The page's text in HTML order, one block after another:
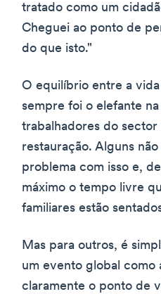
tratado como um
Cheguei ao ponto de
do que isto."
O equilíbrio entre a vida
sempre foi o elefante na
trabalhadores do sector
restauração. Alguns
problema com isso e,
máximo o tempo livre
familiares estão
Mas para outros, é
um evento global como
claramente o ponto de